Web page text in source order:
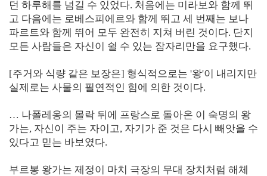
던 하루해를 넘길 수 있었다. 처음에는 미라보와 함께 뛰
고 다음에는 로베스피에르와 함께 뛰고 세 번째는 보나
파르트와 함께 뛰어 모두 완전히 지쳐 버린 것이다. 단지
모든 사람들은 자신이 쉴 수 있는 잠자리만을 요구했다.
[주거와 식량 같은 보장은] 형식적으로는 '왕'이 내리지만
실제로는 사물의 필연적인 힘에 의한 것이다.
… 나폴레옹의 몰락 뒤에 프랑스로 돌아온 이 숙명의 왕
가는, 자신이 주는 자이고, 자기가 준 것은 다시 빼앗을 수
있다고 믿는 바보였다.
부르봉 왕가는 제정이 마치 극장의 무대 장치처럼 해체